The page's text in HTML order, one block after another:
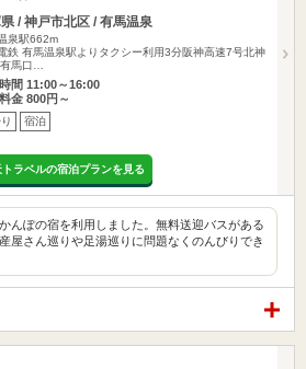
/ 神戸市北区 / 有馬温泉
泉駅662m
鉄 有馬温泉駅よりタクシー利用3分阪神高速7号北神
馬口…
間 11:00～16:00
金 800円～
宿泊
トラベルの宿泊プランを見る
んぽの宿を利用しました。無料送迎バスがある
屋さん巡りや足湯巡りに問題なくのんびりでき